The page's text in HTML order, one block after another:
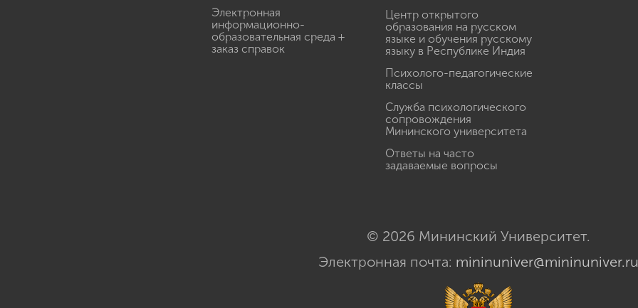
Электронная
информационно-
образовательная среда +
заказ справок
Центр открытого
образования на русском
языке и обучения русскому
языку в Республике Индия
Психолого-педагогические
классы
Служба психологического
сопровождения
Мининского университета
Ответы на часто
задаваемые вопросы
© 2026 Мининский Университет.
Электронная почта: mininuniver@mininuniver.ru